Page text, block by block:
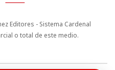
Editores - Sistema Cardenal
o total de este medio.